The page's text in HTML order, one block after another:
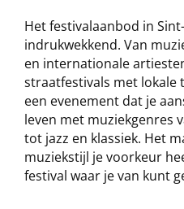
Het festivalaanbod in
indrukwekkend. Van
en internationale
straatfestivals met lokale
een evenement dat je
leven met muziekgenres
tot jazz en klassiek. Het
muziekstijl je voorkeur
festival waar je van kunt